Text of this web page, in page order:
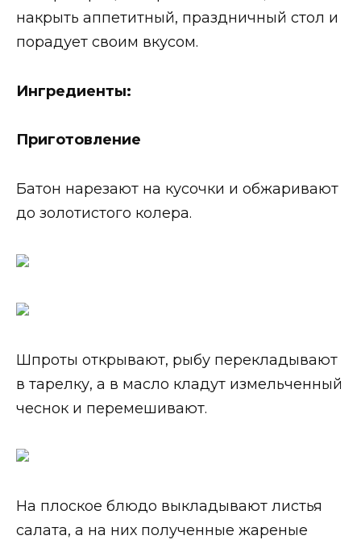
накрыть аппетитный, праздничный стол и
порадует своим вкусом.
Ингредиенты:
Приготовление
Батон нарезают на кусочки и обжаривают
до золотистого колера.
Шпроты открывают, рыбу перекладывают
в тарелку, а в масло кладут измельченный
чеснок и перемешивают.
На плоское блюдо выкладывают листья
салата, а на них полученные жареные